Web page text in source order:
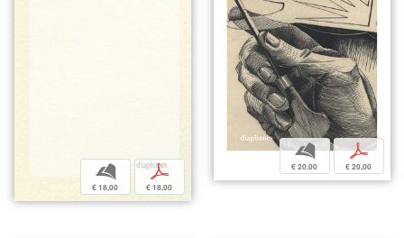
b
€ 18,00
p
€ 18,00
b
€ 20,00
p
€ 20,00